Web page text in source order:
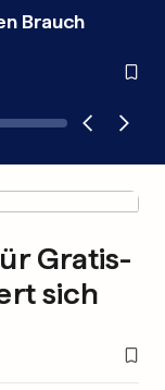
Brauch
Gratis-
sich